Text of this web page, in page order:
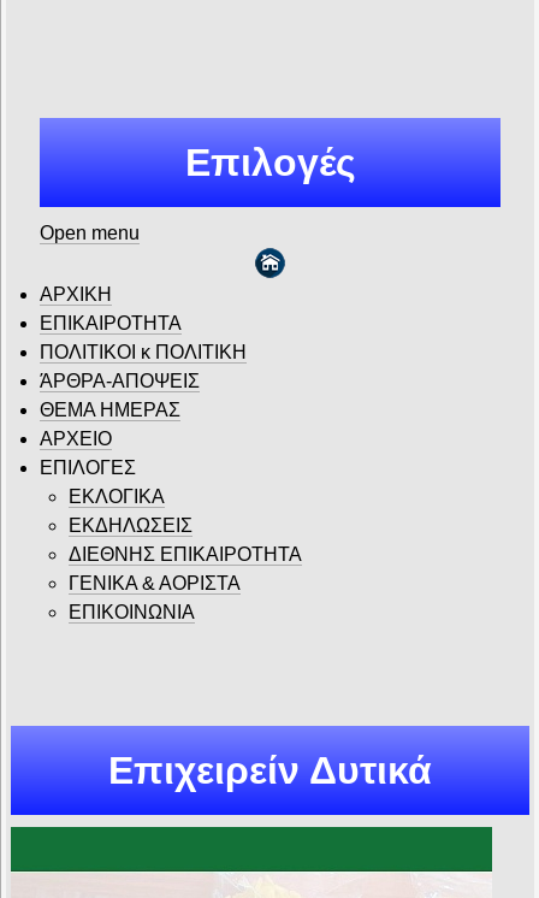
Επιλογές
Open menu
ΑΡΧΙΚΗ
ΕΠΙΚΑΙΡΟΤΗΤΑ
ΠΟΛΙΤΙΚΟΙ κ ΠΟΛΙΤΙΚΗ
ΆΡΘΡΑ-ΑΠΟΨΕΙΣ
ΘΕΜΑ ΗΜΕΡΑΣ
ΑΡΧΕΙΟ
ΕΠΙΛΟΓΕΣ
ΕΚΛΟΓΙΚΑ
ΕΚΔΗΛΩΣΕΙΣ
ΔΙΕΘΝΗΣ ΕΠΙΚΑΙΡΟΤΗΤΑ
ΓΕΝΙΚΑ & ΑΟΡΙΣΤΑ
ΕΠΙΚΟΙΝΩΝΙΑ
Επιχειρείν Δυτικά